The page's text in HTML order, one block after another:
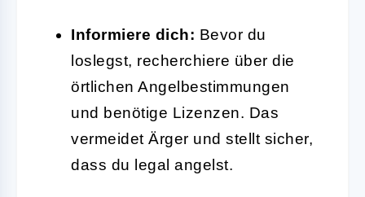
Informiere dich: Bevor du
loslegst, recherchiere über die
örtlichen Angelbestimmungen
und benötige Lizenzen. Das
vermeidet Ärger und stellt sicher,
dass du legal angelst.